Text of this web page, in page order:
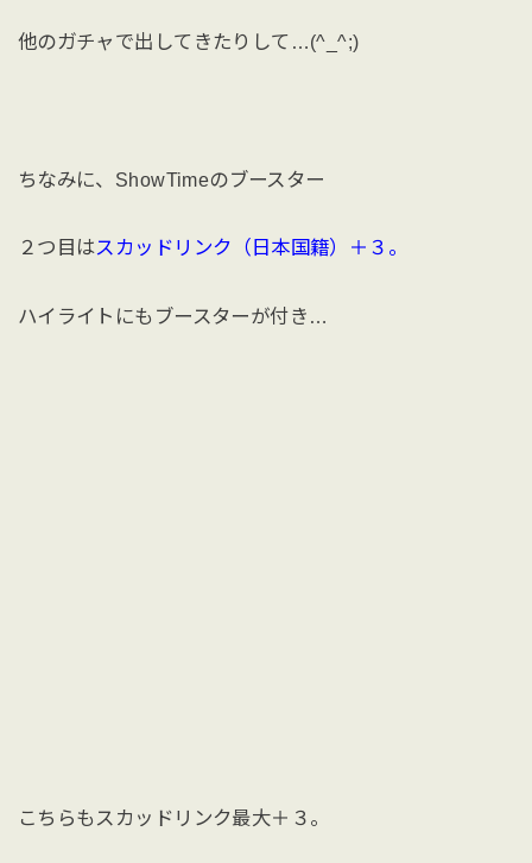
他のガチャで出してきたりして…(^_^;)
ちなみに、ShowTimeのブースター
２つ目はスカッドリンク（日本国籍）＋３。
ハイライトにもブースターが付き…
こちらもスカッドリンク最大＋３。